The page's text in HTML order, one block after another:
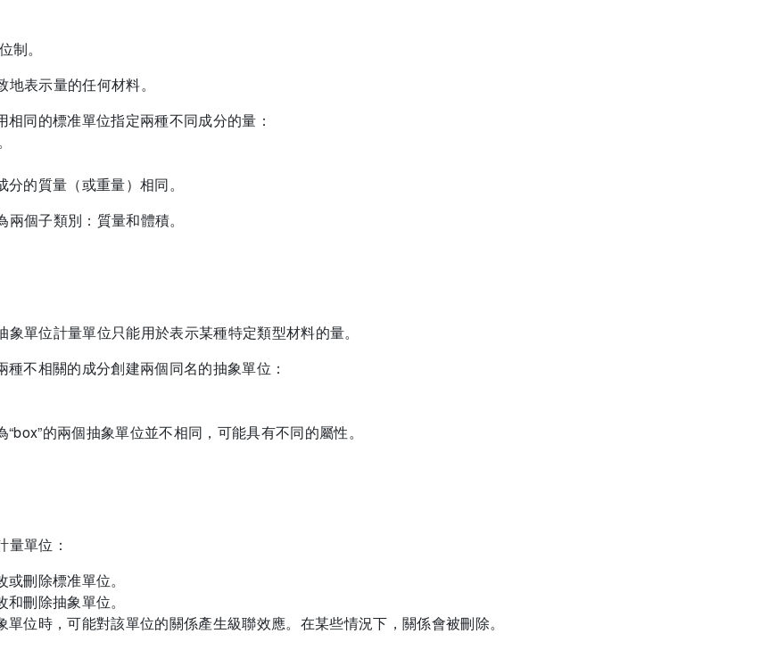
制。
表示量的任何材料。
相同的標准單位指定兩種不同成分的量：
的質量（或重量）相同。
個子類別：質量和體積。
單位計量單位只能用於表示某種特定類型材料的量。
種不相關的成分創建兩個同名的抽象單位：
的兩個抽象單位並不相同，可能具有不同的屬性。
量單位：
刪除標准單位。
刪除抽象單位。
單位時，可能對該單位的關係產生級聯效應。在某些情況下，關係會被刪除。